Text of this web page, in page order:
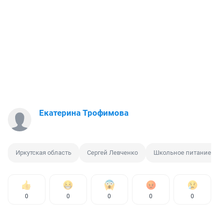
Екатерина Трофимова
Иркутская область Сергей Левченко Школьное питание
0 0 0 0 0